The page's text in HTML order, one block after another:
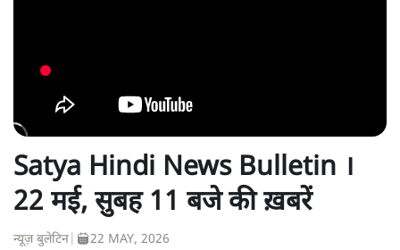
Satya Hindi News Bulletin ।
22 मई, सुबह 11 बजे की ख़बरें
न्यूज़ बुलेटिन 22 MAY, 2026